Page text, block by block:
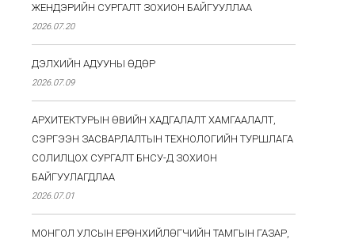
ЖЕНДЭРИЙН СУРГАЛТ ЗОХИОН БАЙГУУЛЛАА
2026.07.20
ДЭЛХИЙН АДУУНЫ ӨДӨР
2026.07.09
АРХИТЕКТУРЫН ӨВИЙН ХАДГАЛАЛТ ХАМГААЛАЛТ,
СЭРГЭЭН ЗАСВАРЛАЛТЫН ТЕХНОЛОГИЙН ТУРШЛАГА
СОЛИЛЦОХ СУРГАЛТ БНСУ-Д ЗОХИОН
БАЙГУУЛАГДЛАА
2026.07.01
МОНГОЛ УЛСЫН ЕРӨНХИЙЛӨГЧИЙН ТАМГЫН ГАЗАР,